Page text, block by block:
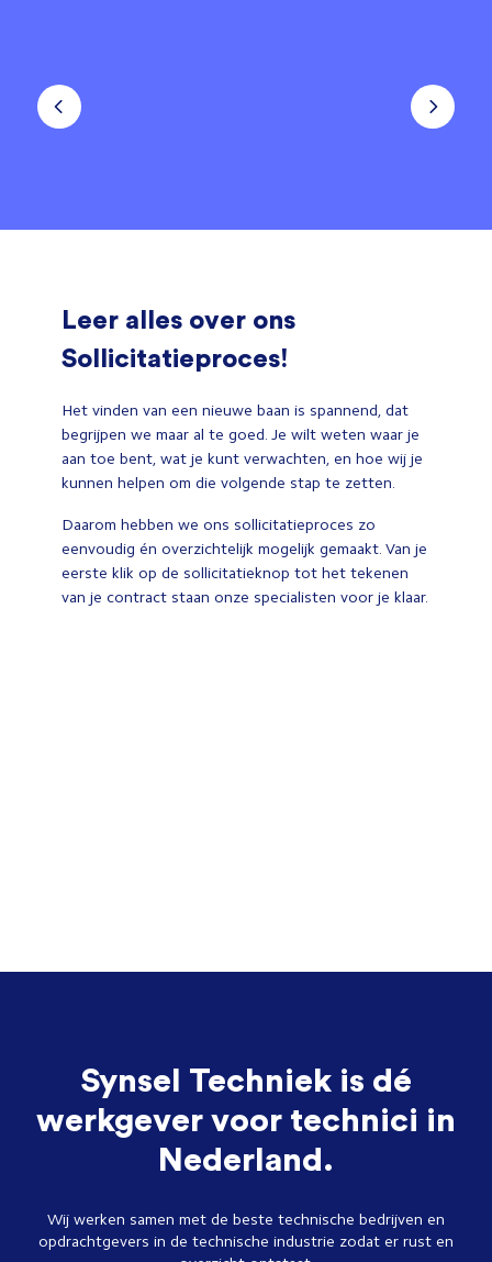
Leer alles over ons
Sollicitatieproces!
Het vinden van een nieuwe baan is spannend, dat
begrijpen we maar al te goed. Je wilt weten waar je
aan toe bent, wat je kunt verwachten, en hoe wij je
kunnen helpen om die volgende stap te zetten.
Daarom hebben we ons sollicitatieproces zo
eenvoudig én overzichtelijk mogelijk gemaakt. Van je
eerste klik op de sollicitatieknop tot het tekenen
van je contract staan onze specialisten voor je klaar.
Synsel Techniek is dé
werkgever voor technici in
Nederland.
Wij werken samen met de beste technische bedrijven en
opdrachtgevers in de technische industrie zodat er rust en